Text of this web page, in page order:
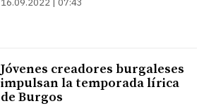
16.09.2022 | 07:43
Jóvenes creadores burgaleses
impulsan la temporada lírica
de Burgos